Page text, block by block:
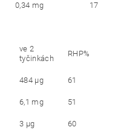
0,34 mg 17
ve 2
tyčinkách
RHP%
484 μg 61
6,1 mg 51
3 μg 60